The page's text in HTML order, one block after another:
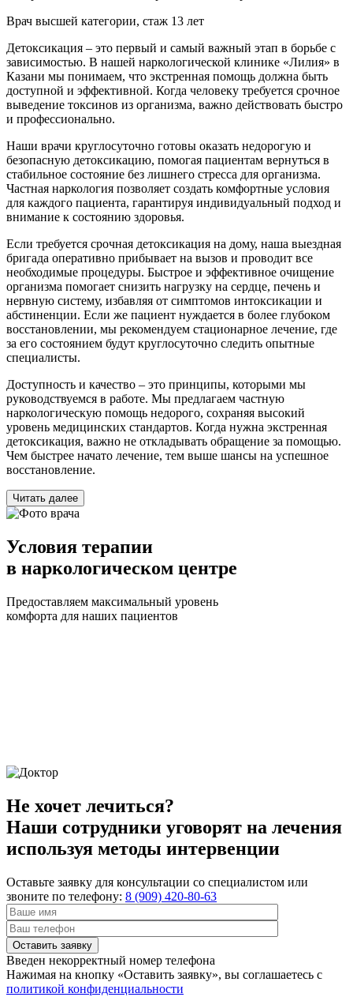
Врач высшей категории, стаж 13 лет
Детоксикация – это первый и самый важный этап в борьбе с
зависимостью. В нашей наркологической клинике «Лилия» в
Казани мы понимаем, что экстренная помощь должна быть
доступной и эффективной. Когда человеку требуется срочное
выведение токсинов из организма, важно действовать быстро
и профессионально.
Наши врачи круглосуточно готовы оказать недорогую и
безопасную детоксикацию, помогая пациентам вернуться в
стабильное состояние без лишнего стресса для организма.
Частная наркология позволяет создать комфортные условия
для каждого пациента, гарантируя индивидуальный подход и
внимание к состоянию здоровья.
Если требуется срочная детоксикация на дому, наша выездная
бригада оперативно прибывает на вызов и проводит все
необходимые процедуры. Быстрое и эффективное очищение
организма помогает снизить нагрузку на сердце, печень и
нервную систему, избавляя от симптомов интоксикации и
абстиненции. Если же пациент нуждается в более глубоком
восстановлении, мы рекомендуем стационарное лечение, где
за его состоянием будут круглосуточно следить опытные
специалисты.
Доступность и качество – это принципы, которыми мы
руководствуемся в работе. Мы предлагаем частную
наркологическую помощь недорого, сохраняя высокий
уровень медицинских стандартов. Когда нужна экстренная
детоксикация, важно не откладывать обращение за помощью.
Чем быстрее начато лечение, тем выше шансы на успешное
восстановление.
Читать далее
Условия терапии
в наркологическом центре
Предоставляем максимальный уровень
комфорта для наших пациентов
Не хочет лечиться?
Наши сотрудники уговорят на лечения
используя методы интервенции
Оставьте заявку для консультации со специалистом или
звоните по телефону: 8 (909) 420-80-63
Оставить заявку
Введен некорректный номер телефона
Нажимая на кнопку «Оставить заявку», вы соглашаетесь с
политикой конфиденциальности